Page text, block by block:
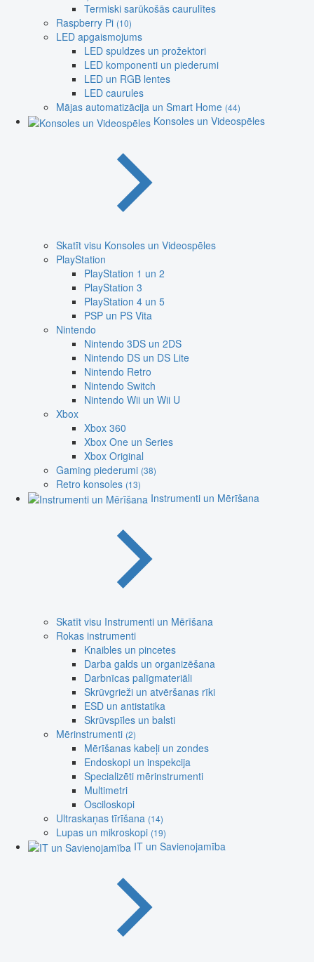
Termiski sarūkošās caurulītes
Raspberry Pi (10)
LED apgaismojums
LED spuldzes un prožektori
LED komponenti un piederumi
LED un RGB lentes
LED caurules
Mājas automatizācija un Smart Home (44)
Konsoles un Videospēles
Skatīt visu Konsoles un Videospēles
PlayStation
PlayStation 1 un 2
PlayStation 3
PlayStation 4 un 5
PSP un PS Vita
Nintendo
Nintendo 3DS un 2DS
Nintendo DS un DS Lite
Nintendo Retro
Nintendo Switch
Nintendo Wii un Wii U
Xbox
Xbox 360
Xbox One un Series
Xbox Original
Gaming piederumi (38)
Retro konsoles (13)
Instrumenti un Mērīšana
Skatīt visu Instrumenti un Mērīšana
Rokas instrumenti
Knaibles un pincetes
Darba galds un organizēšana
Darbnīcas palīgmateriāli
Skrūvgrieži un atvēršanas rīki
ESD un antistatika
Skrūvspīles un balsti
Mērinstrumenti (2)
Mērīšanas kabeļi un zondes
Endoskopi un inspekcija
Specializēti mērinstrumenti
Multimetri
Osciloskopi
Ultraskaņas tīrīšana (14)
Lupas un mikroskopi (19)
IT un Savienojamība